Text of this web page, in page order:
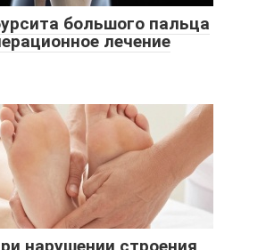
большого пальца
лечение